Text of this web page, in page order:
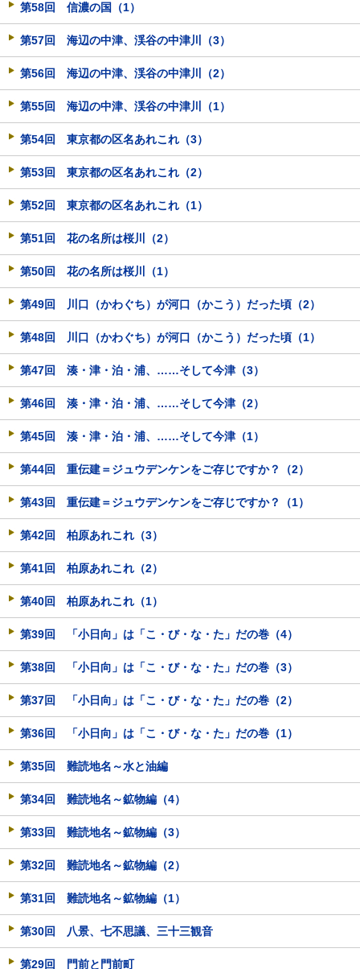
第58回 信濃の国（1）
第57回 海辺の中津、渓谷の中津川（3）
第56回 海辺の中津、渓谷の中津川（2）
第55回 海辺の中津、渓谷の中津川（1）
第54回 東京都の区名あれこれ（3）
第53回 東京都の区名あれこれ（2）
第52回 東京都の区名あれこれ（1）
第51回 花の名所は桜川（2）
第50回 花の名所は桜川（1）
第49回 川口（かわぐち）が河口（かこう）だった頃（2）
第48回 川口（かわぐち）が河口（かこう）だった頃（1）
第47回 湊・津・泊・浦、……そして今津（3）
第46回 湊・津・泊・浦、……そして今津（2）
第45回 湊・津・泊・浦、……そして今津（1）
第44回 重伝建＝ジュウデンケンをご存じですか？（2）
第43回 重伝建＝ジュウデンケンをご存じですか？（1）
第42回 柏原あれこれ（3）
第41回 柏原あれこれ（2）
第40回 柏原あれこれ（1）
第39回 「小日向」は「こ・び・な・た」だの巻（4）
第38回 「小日向」は「こ・び・な・た」だの巻（3）
第37回 「小日向」は「こ・び・な・た」だの巻（2）
第36回 「小日向」は「こ・び・な・た」だの巻（1）
第35回 難読地名～水と油編
第34回 難読地名～鉱物編（4）
第33回 難読地名～鉱物編（3）
第32回 難読地名～鉱物編（2）
第31回 難読地名～鉱物編（1）
第30回 八景、七不思議、三十三観音
第29回 門前と門前町